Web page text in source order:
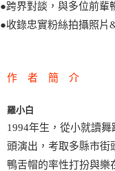
●跨界對談，與多位前輩
●收錄忠實粉絲拍攝照片
作 者 簡 介
羅小白
1994年生，從小就讀
頭演出，考取多縣市街
鴨舌帽的率性打扮與樂